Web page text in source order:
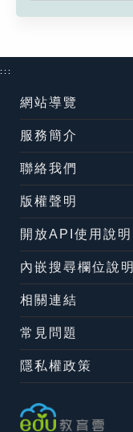
:::
網站導覽
服務簡介
聯絡我們
版權聲明
開放API使用說明
內嵌搜尋欄位說明
相關連結
常見問題
隱私權政策